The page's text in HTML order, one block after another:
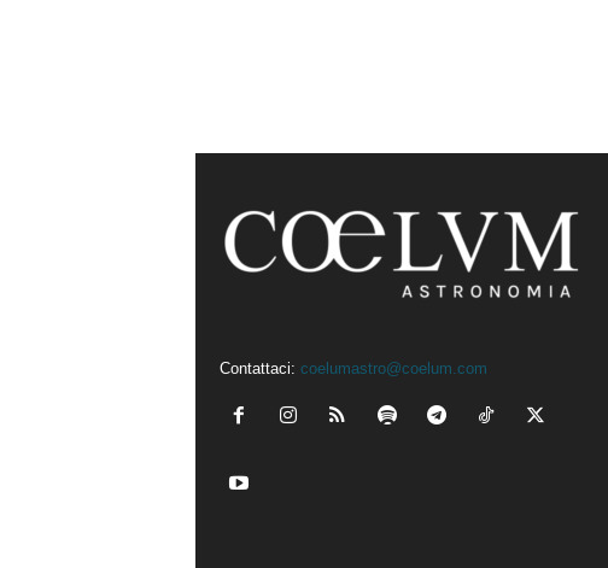
Contattaci: coelumastro@coelum.com